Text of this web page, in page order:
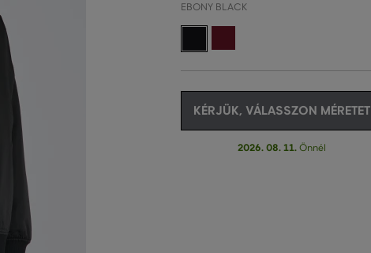
EBONY BLACK
KÉRJÜK, VÁLASSZON MÉRETET
2026. 08. 11.Önnél